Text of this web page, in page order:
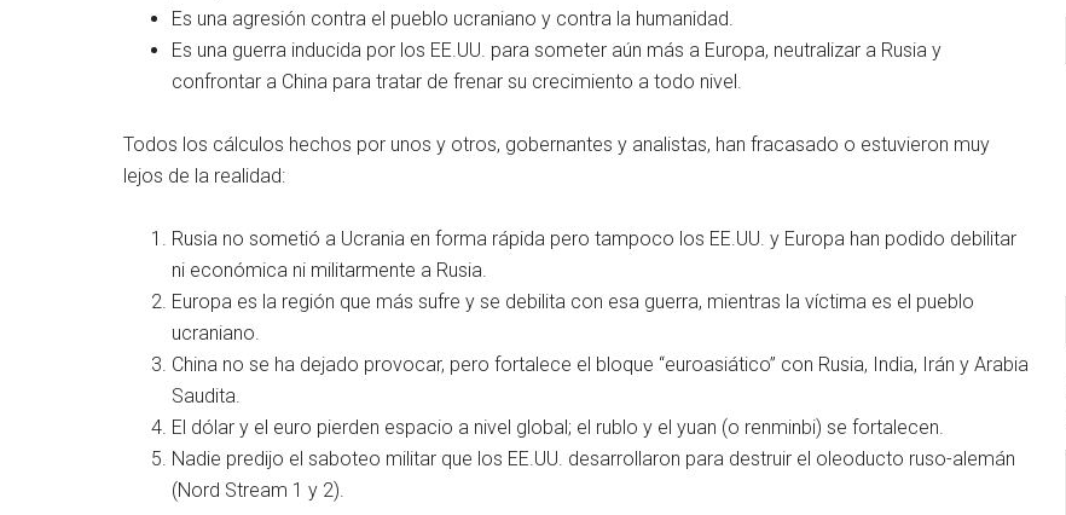
Es una agresión contra el pueblo ucraniano y contra la humanidad.
Es una guerra inducida por los EE.UU. para someter aún más a Europa, neutralizar a Rusia y
confrontar a China para tratar de frenar su crecimiento a todo nivel.
Todos los cálculos hechos por unos y otros, gobernantes y analistas, han fracasado o estuvieron muy
lejos de la realidad:
Rusia no sometió a Ucrania en forma rápida pero tampoco los EE.UU. y Europa han podido debilitar
ni económica ni militarmente a Rusia.
Europa es la región que más sufre y se debilita con esa guerra, mientras la víctima es el pueblo
ucraniano.
China no se ha dejado provocar, pero fortalece el bloque “euroasiático” con Rusia, India, Irán y Arabia
Saudita.
El dólar y el euro pierden espacio a nivel global; el rublo y el yuan (o renminbi) se fortalecen.
Nadie predijo el saboteo militar que los EE.UU. desarrollaron para destruir el oleoducto ruso-alemán
(Nord Stream 1 y 2).